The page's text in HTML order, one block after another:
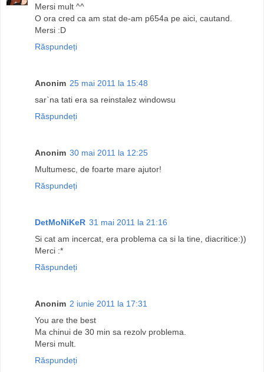
Mersi mult ^^
O ora cred ca am stat de-am p654a pe aici, cautand.
Mersi :D
Răspundeți
Anonim 25 mai 2011 la 15:48
sar`na tati era sa reinstalez windowsu
Răspundeți
Anonim 30 mai 2011 la 12:25
Multumesc, de foarte mare ajutor!
Răspundeți
DetMoNiKeR 31 mai 2011 la 21:16
Si cat am incercat, era problema ca si la tine, diacritice:))
Merci :*
Răspundeți
Anonim 2 iunie 2011 la 17:31
You are the best
Ma chinui de 30 min sa rezolv problema.
Mersi mult.
Răspundeți